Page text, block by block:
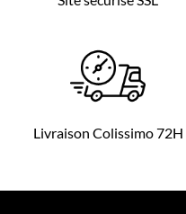
Livraison Colissimo 72H